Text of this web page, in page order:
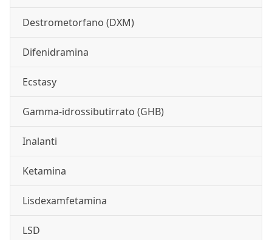
Destrometorfano (DXM)
Difenidramina
Ecstasy
Gamma-idrossibutirrato (GHB)
Inalanti
Ketamina
Lisdexamfetamina
LSD